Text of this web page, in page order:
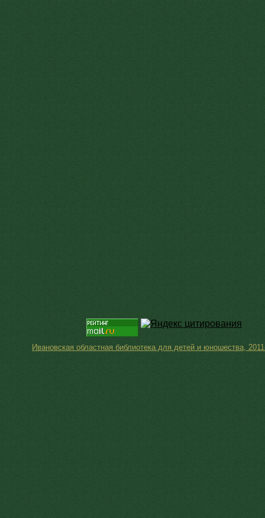
Ивановская областная библиотека для детей и юношества,